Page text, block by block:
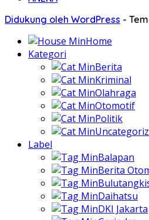
Didukung oleh WordPress -
Home
Kategori
Berita
Kriminal
Olahraga
Otomotif
Politik
Label
Balapan
Berita
Daihatsu
DKI Jakarta